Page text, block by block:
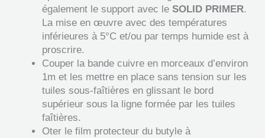
également le support avec le SOLID PRIMER.
La mise en œuvre avec des températures
inférieures à 5°C et/ou par temps humide est à
proscrire.
Couper la bande cuivre en morceaux d’environ
1m et les mettre en place sans tension sur les
tuiles sous-faîtières en glissant le bord
supérieur sous la ligne formée par les tuiles
faîtières.
Oter le film protecteur du butyle à